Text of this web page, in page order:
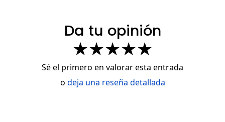
Da tu opinión
★★★★★
Sé el primero en valorar esta entrada
o deja una reseña detallada